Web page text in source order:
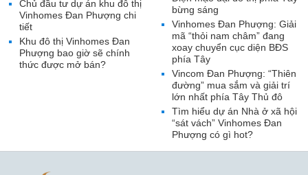
bừng sáng
Vinhomes Đan Phượng: Giải
mã “thỏi nam châm” đang
xoay chuyển cục diện BĐS
phía Tây
Vincom Đan Phượng: “Thiên
đường” mua sắm và giải trí
lớn nhất phía Tây Thủ đô
Tìm hiểu dự án Nhà ở xã hội
“sát vách” Vinhomes Đan
Phượng có gì hot?
Chủ đầu tư dự án khu đô thị
Vinhomes Đan Phượng chi
tiết
Khu đô thị Vinhomes Đan
Phượng bao giờ sẽ chính
thức được mở bán?